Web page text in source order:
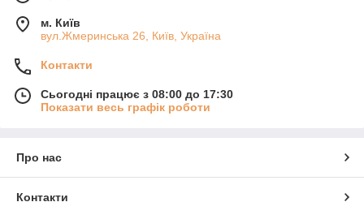
м. Київ
вул.Жмеринська 26, Київ, Україна
Контакти
Сьогодні працює з 08:00 до 17:30
Показати весь графік роботи
Про нас
Контакти